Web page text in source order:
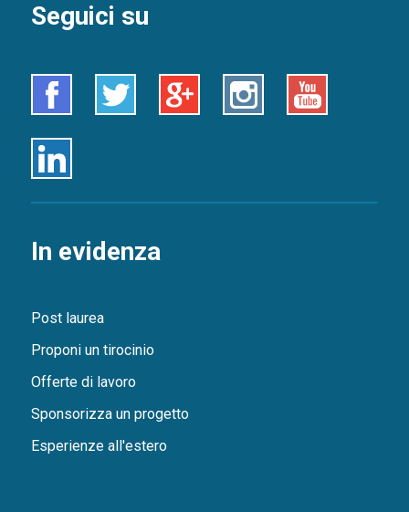
Seguici su
Facebook Twitter Google+ Instagram Youtube
Linkedin
In evidenza
Post laurea
Proponi un tirocinio
Offerte di lavoro
Sponsorizza un progetto
Esperienze all'estero